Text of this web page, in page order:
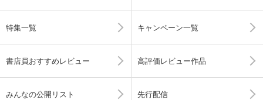
特集一覧 キャンペーン一覧
書店員おすすめレビュー 高評価レビュー作品
みんなの公開リスト 先行配信